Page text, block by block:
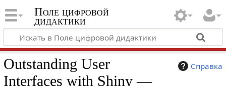
Поле цифровой
дидактики
Справка
Outstanding User
Interfaces with Shiny —